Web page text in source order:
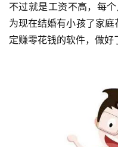
不过就是工资不高，每
为现在结婚有小孩了家
定赚零花钱的软件，做好